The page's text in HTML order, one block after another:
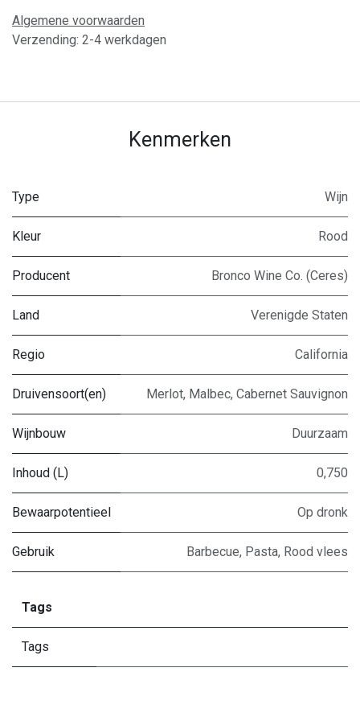
Algemene voorwaarden
Verzending: 2-4 werkdagen
Kenmerken
Type Wijn
Kleur Rood
Producent Bronco Wine Co. (Ceres)
Land Verenigde Staten
Regio California
Druivensoort(en) Merlot, Malbec, Cabernet Sauvignon
Wijnbouw Duurzaam
Inhoud (L) 0,750
Bewaarpotentieel Op dronk
Gebruik Barbecue, Pasta, Rood vlees
Tags
Tags